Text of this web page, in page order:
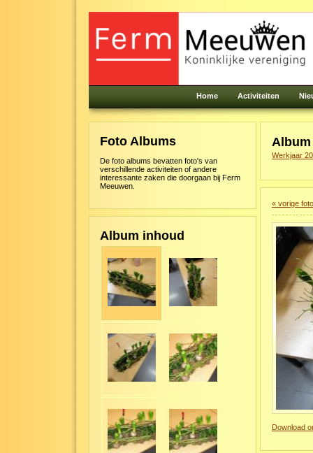
Home Activiteiten
Foto Albums
De foto albums bevatten foto's van
verschillende activiteiten of andere
interessante zaken die doorgaan bij Ferm
Meeuwen.
Album inhoud
Werkjaar
« vorige foto
Download